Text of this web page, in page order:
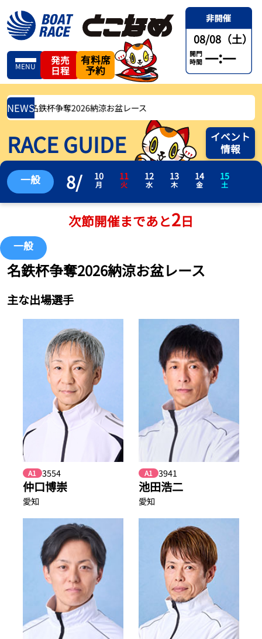
MENU
発売
日程
有料席
予約
08/08（土）
開門
時間 —:—
NEWS
名鉄杯争奪2026納涼お盆レース
RACE GUIDE
イベント
情報
一般 8/ 10
月
11
火
12
水
13
木
14
金
15
土
次節開催まであと2日
一般
名鉄杯争奪2026納涼お盆レース
主な出場選手
A1 3554
仲口博崇
愛知
A1 3941
池田浩二
愛知